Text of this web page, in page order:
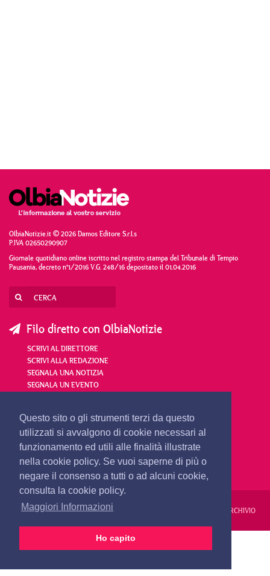
Questo sito o gli strumenti terzi da questo
utilizzati si avvalgono di cookie necessari al
funzionamento ed utili alle finalità illustrate
nella cookie policy. Se vuoi saperne di più o
negare il consenso a tutti o ad alcuni cookie,
consulta la cookie policy.
Maggiori Informazioni
Ho capito
OlbiaNotizie.it © 2026 Damos Editore S.r.l.s
P.IVA 02650290907
Giornale quotidiano online iscritto nel registro stampa del Tribunale di Tempio
Pausania, decreto n°1/2016 V.G. 248/16 depositato il 01.04.2016
Filo diretto con OlbiaNotizie
SCRIVI AL DIRETTORE
SCRIVI ALLA REDAZIONE
SEGNALA UNA NOTIZIA
SEGNALA UN EVENTO
redazione@olbianotizie.it
REDAZIONE PUBBLICITÀ PRIVACY E COOKIES ARCHIVIO
24 ORE VIDEO